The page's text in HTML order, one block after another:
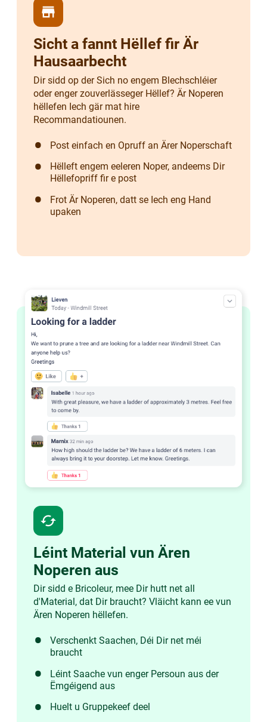
store
Sicht a fannt Hëllef fir Är
Hausaarbecht
Dir sidd op der Sich no engem Blechschléier
oder enger zouverlässeger Hëllef? Är Noperen
hëllefen Iech gär mat hire
Recommandatiounen.
Post einfach en Opruff an Ärer Noperschaft
Hëlleft engem eeleren Noper, andeems Dir
Hëllefopriff fir e post
Frot Är Noperen, datt se Iech eng Hand
upaken
cached
Léint Material vun Ären
Noperen aus
Dir sidd e Bricoleur, mee Dir hutt net all
d'Material, dat Dir braucht? Vläicht kann ee vun
Ären Noperen hëllefen.
Verschenkt Saachen, Déi Dir net méi
braucht
Léint Saache vun enger Persoun aus der
Ëmgéigend aus
Huelt u Gruppekeef deel